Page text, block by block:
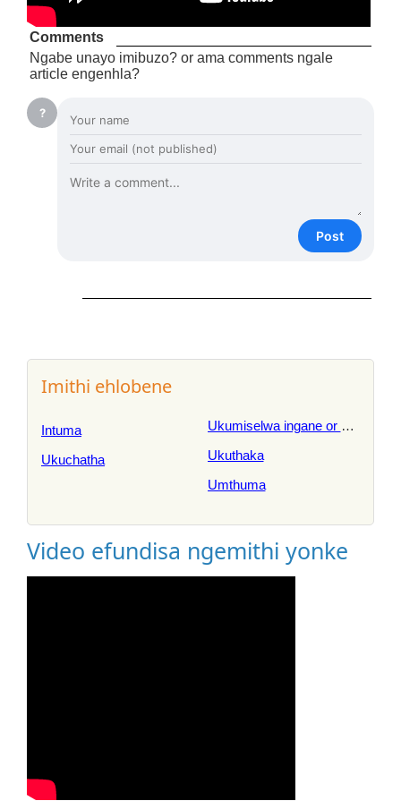
Comments
Ngabe unayo imibuzo? or ama comments ngale
article engenhla?
?
Post
Imithi ehlobene
Intuma
Ukuchatha
Ukumiselwa ingane or umntwana
Ukuthaka
Umthuma
Video efundisa ngemithi yonke